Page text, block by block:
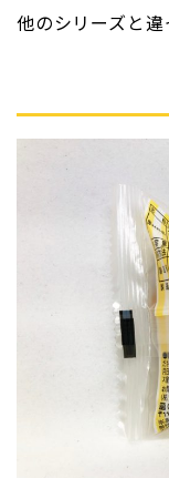
他のシリーズと